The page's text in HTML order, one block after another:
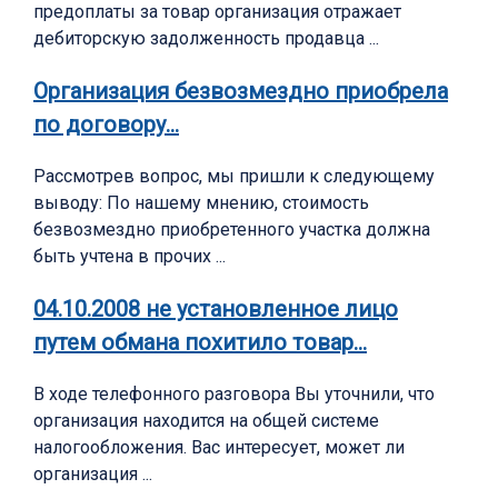
предоплаты за товар организация отражает
дебиторскую задолженность продавца ...
Организация безвозмездно приобрела
по договору…
Рассмотрев вопрос, мы пришли к следующему
выводу: По нашему мнению, стоимость
безвозмездно приобретенного участка должна
быть учтена в прочих ...
04.10.2008 не установленное лицо
путем обмана похитило товар…
В ходе телефонного разговора Вы уточнили, что
организация находится на общей системе
налогообложения. Вас интересует, может ли
организация ...